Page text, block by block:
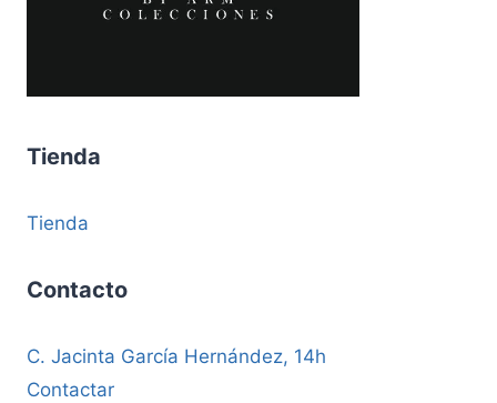
Tienda
Tienda
Contacto
C. Jacinta García Hernández, 14h
Contactar